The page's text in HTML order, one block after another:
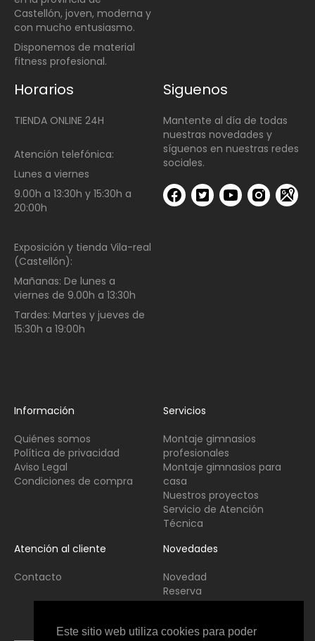
Este sitio web utiliza cookies para poder
Castellón, joven, moderna y
con mucho entusiasmo.
Disponemos de material
fitness profesional.
Horarios
TIENDA ONLINE 24H
Atención telefónica:
Lunes a viernes
9.00h a 13:30h y 15:30h a
20:00h
Exposición y tienda Vila-real
(Castellón):
Mañanas: De lunes a
viernes de 9.00h a 13:30h
Tardes: Martes y jueves de
15:30h a 19:00h
Siguenos
Mantente al día de todas
nuestras novedades y
síguenos en nuestras redes
sociales.
Información
Quiénes somos
Política de privacidad
Aviso Legal
Condiciones de compra
Servicios
Montaje gimnasios
profesionales
Montaje gimnasios para
casa
Nuestros proyectos
Servicio de Atención
Técnica
Atención al cliente
Contacto
Novedades
Novedad
Reserva
Usado